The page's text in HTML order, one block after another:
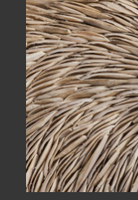
Unravel